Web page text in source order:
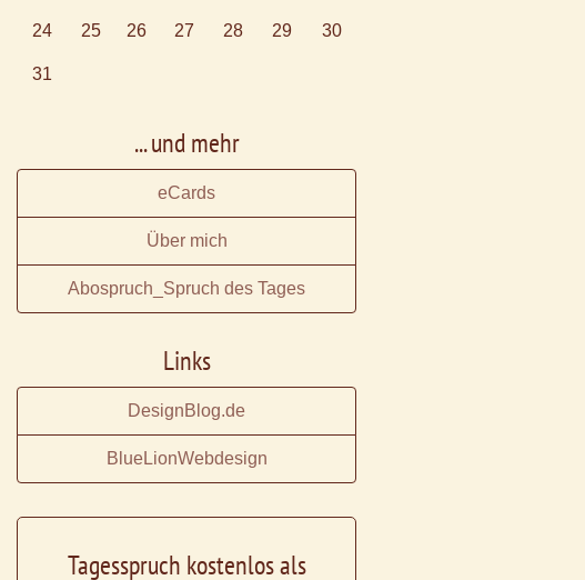
24 25 26 27 28 29 30
31
... und mehr
eCards
Über mich
Abospruch_Spruch des Tages
Links
DesignBlog.de
BlueLionWebdesign
Tagesspruch kostenlos als